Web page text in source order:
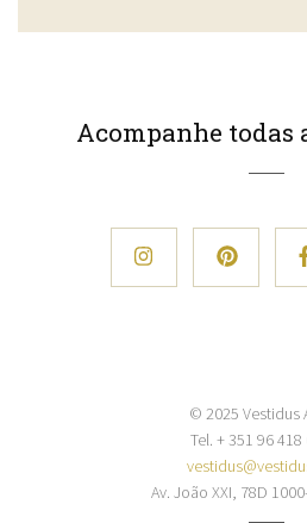
Acompanhe todas
© 2025 Vestidus
Tel. + 351 96 418
Av. João XXI, 78D